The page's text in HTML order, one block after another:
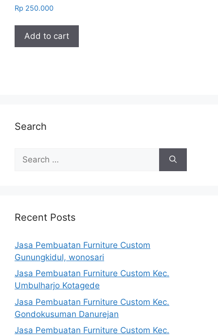
Rp 250.000
Add to cart
Search
for:
Recent Posts
Jasa Pembuatan Furniture Custom
Gunungkidul, wonosari
Jasa Pembuatan Furniture Custom Kec.
Umbulharjo Kotagede
Jasa Pembuatan Furniture Custom Kec.
Gondokusuman Danurejan
Jasa Pembuatan Furniture Custom Kec.